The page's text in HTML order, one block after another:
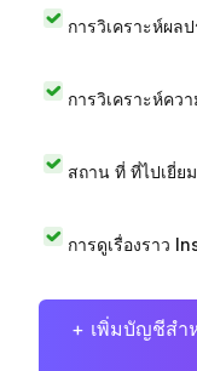
การวิเคราะห์ผล
การวิเคราะห์คว
สถาน ที่ ที่ไปเยี่ย
การดูเรื่องราว
+ เพิ่มบัญชีสำ